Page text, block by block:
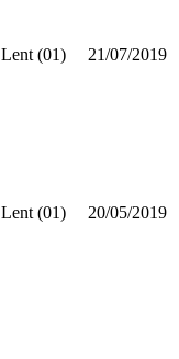
Lent (01) 21/07/2019
Lent (01) 20/05/2019